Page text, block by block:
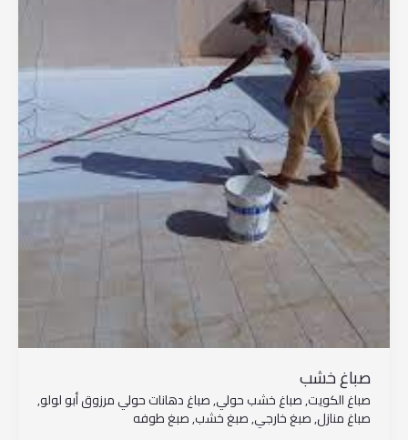
صباغ خشب
صباغ الكويت,صباغ خشب حولي,صباغ دهانات حولي مرزوق أبو لولو,
صباغ منازل,صبغ خارجي,صبغ خشب,صبغ طوفه